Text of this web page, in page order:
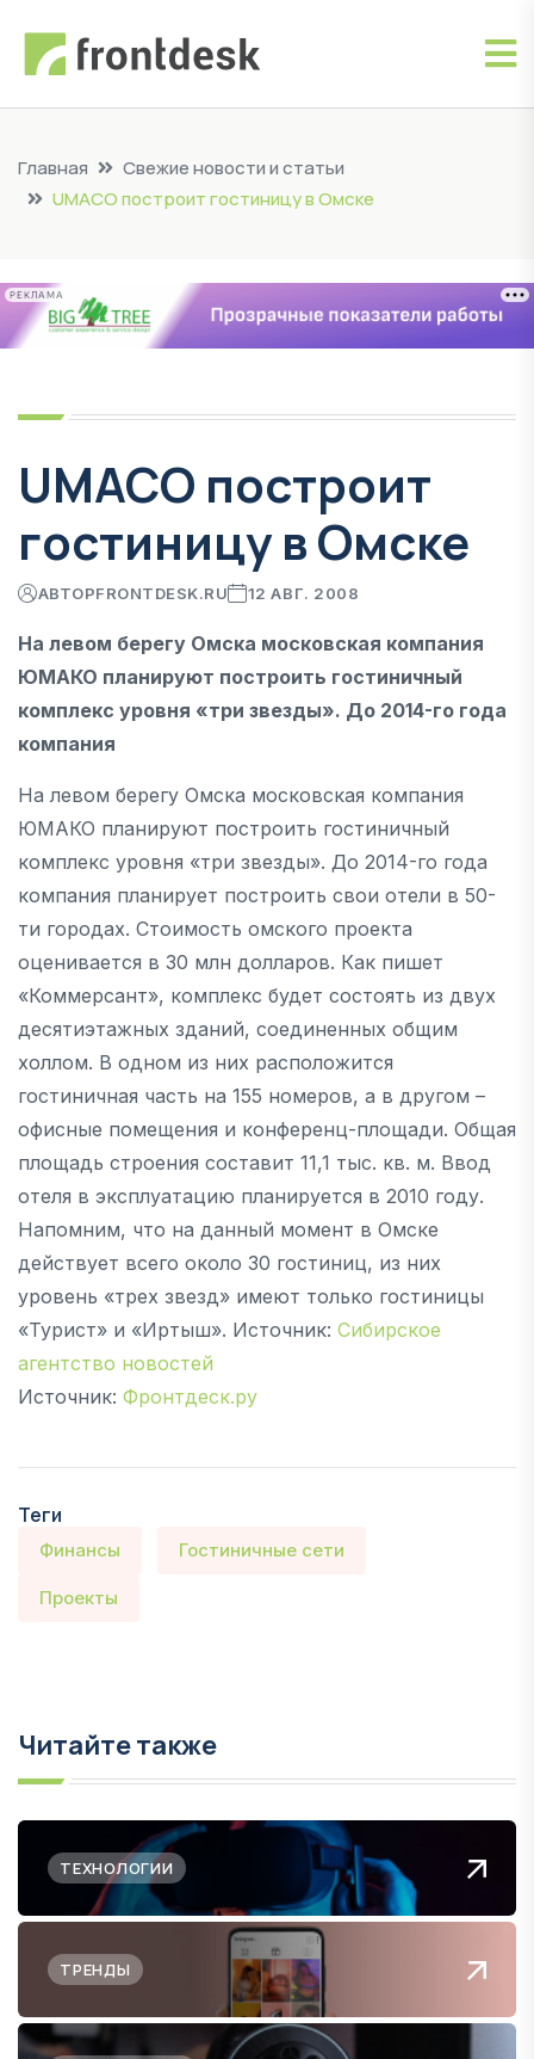
Главная
Свежие новости и статьи
UMACO построит гостиницу в Омске
РЕКЛАМА
UMACO построит
гостиницу в Омске
АВТОРFRONTDESK.RU 12 АВГ. 2008
На левом берегу Омска московская компания
ЮМАКО планируют построить гостиничный
комплекс уровня «три звезды». До 2014-го года
компания
На левом берегу Омска московская компания
ЮМАКО планируют построить гостиничный
комплекс уровня «три звезды». До 2014-го года
компания планирует построить свои отели в 50-
ти городах. Стоимость омского проекта
оценивается в 30 млн долларов. Как пишет
«Коммерсант», комплекс будет состоять из двух
десятиэтажных зданий, соединенных общим
холлом. В одном из них расположится
гостиничная часть на 155 номеров, а в другом –
офисные помещения и конференц-площади. Общая
площадь строения составит 11,1 тыс. кв. м. Ввод
отеля в эксплуатацию планируется в 2010 году.
Напомним, что на данный момент в Омске
действует всего около 30 гостиниц, из них
уровень «трех звезд» имеют только гостиницы
«Турист» и «Иртыш». Источник: Сибирское
агентство новостей
Источник: Фронтдеск.ру
Теги
Финансы Гостиничные сети
Проекты
Читайте также
ТЕХНОЛОГИИ
ТРЕНДЫ